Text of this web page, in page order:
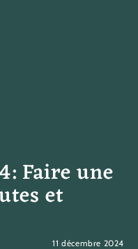
Faire une
et
11 décembre 2024